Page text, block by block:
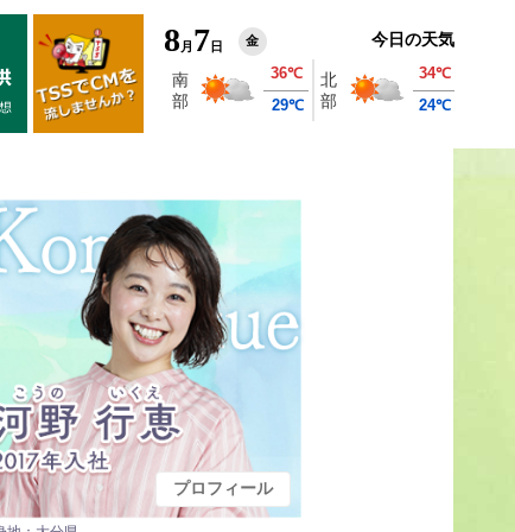
8 月 7 日 金 今日の天気
プロフィール